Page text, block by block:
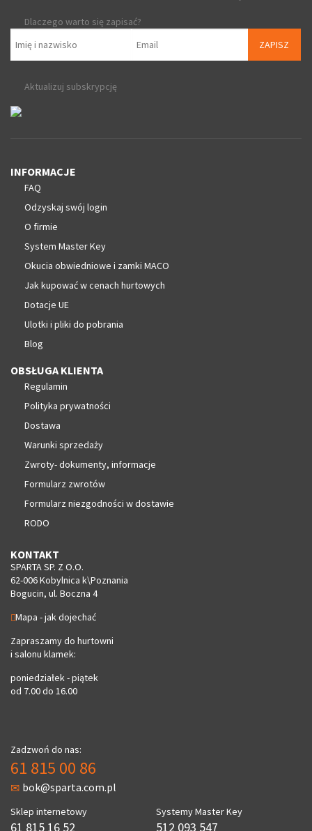
Dlaczego warto się zapisać?
ZAPISZ
Aktualizuj subskrypcję
INFORMACJE
FAQ
Odzyskaj swój login
O firmie
System Master Key
Okucia obwiedniowe i zamki MACO
Jak kupować w cenach hurtowych
Dotacje UE
Ulotki i pliki do pobrania
Blog
OBSŁUGA KLIENTA
Regulamin
Polityka prywatności
Dostawa
Warunki sprzedaży
Zwroty- dokumenty, informacje
Formularz zwrotów
Formularz niezgodności w dostawie
RODO
KONTAKT
SPARTA SP. Z O.O.
62-006 Kobylnica k\Poznania
Bogucin, ul. Boczna 4
Mapa - jak dojechać
Zapraszamy do hurtowni
i salonu klamek:
poniedziałek - piątek
od 7.00 do 16.00
Zadzwoń do nas:
61 815 00 86
bok@sparta.com.pl
Sklep internetowy
61 815 16 52
Systemy Master Key
512 093 547